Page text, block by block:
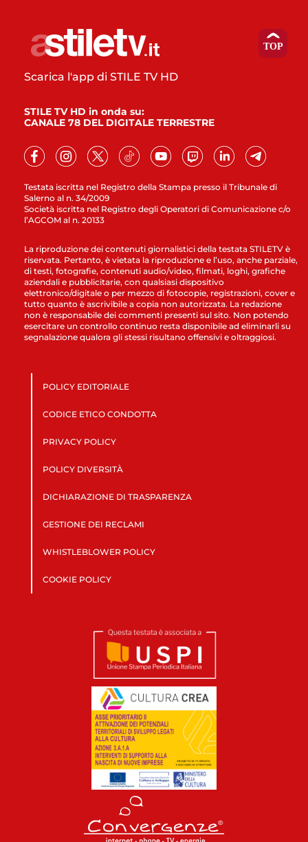
Testata iscritta nel Registro della Stampa presso il Tribunale di
Salerno al n. 34/2009
Società iscritta nel Registro degli Operatori di Comunicazione c/o
l’AGCOM al n. 20133
Scarica l'app di STILE TV HD
STILE TV HD in onda su:
CANALE 78 DEL DIGITALE TERRESTRE
La riproduzione dei contenuti giornalistici della testata STILETV è
riservata. Pertanto, è vietata la riproduzione e l’uso, anche parziale,
di testi, fotografie, contenuti audio/video, filmati, loghi, grafiche
aziendali e pubblicitarie, con qualsiasi dispositivo
elettronico/digitale o per mezzo di fotocopie, registrazioni, cover e
tutto quanto è ascrivibile a copia non autorizzata. La redazione
non è responsabile dei commenti presenti sul sito. Non potendo
esercitare un controllo continuo resta disponibile ad eliminarli su
segnalazione qualora gli stessi risultano offensivi e oltraggiosi.
POLICY EDITORIALE
CODICE ETICO CONDOTTA
PRIVACY POLICY
POLICY DIVERSITÀ
DICHIARAZIONE DI TRASPARENZA
GESTIONE DEI RECLAMI
WHISTLEBLOWER POLICY
COOKIE POLICY